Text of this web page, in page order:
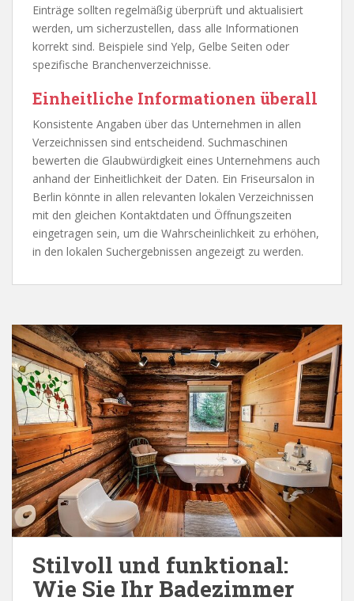
Einträge sollten regelmäßig überprüft und aktualisiert
werden, um sicherzustellen, dass alle Informationen
korrekt sind. Beispiele sind Yelp, Gelbe Seiten oder
spezifische Branchenverzeichnisse.
Einheitliche Informationen überall
Konsistente Angaben über das Unternehmen in allen
Verzeichnissen sind entscheidend. Suchmaschinen
bewerten die Glaubwürdigkeit eines Unternehmens auch
anhand der Einheitlichkeit der Daten. Ein Friseursalon in
Berlin könnte in allen relevanten lokalen Verzeichnissen
mit den gleichen Kontaktdaten und Öffnungszeiten
eingetragen sein, um die Wahrscheinlichkeit zu erhöhen,
in den lokalen Suchergebnissen angezeigt zu werden.
Stilvoll und funktional:
Wie Sie Ihr Badezimmer